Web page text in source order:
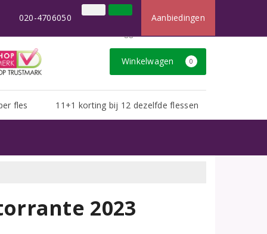
Inloggen Klantenservice
Winkelwagen 0
fles 11+1 korting bij 12 dezelfde flessen
Aanbiedingen
020-4706050
2023